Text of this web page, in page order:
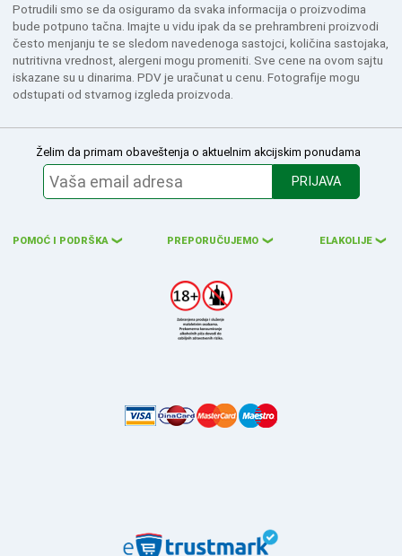
Potrudili smo se da osiguramo da svaka informacija o proizvodima
bude potpuno tačna. Imajte u vidu ipak da se prehrambreni proizvodi
često menjanju te se sledom navedenoga sastojci, količina sastojaka,
nutritivna vrednost, alergeni mogu promeniti. Sve cene na ovom sajtu
iskazane su u dinarima. PDV je uračunat u cenu. Fotografije mogu
odstupati od stvarnog izgleda proizvoda.
Želim da primam obaveštenja o aktuelnim akcijskim ponudama
PRIJAVA
POMOĆ I PODRŠKA ❮ PREPORUČUJEMO ❮ ELAKOLIJE ❮